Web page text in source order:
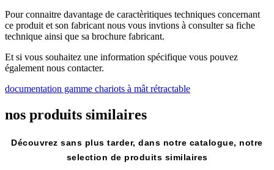
Pour connaitre davantage de caractèritiques techniques concernant
ce produit et son fabricant nous vous invtions à consulter sa fiche
technique ainsi que sa brochure fabricant.
Et si vous souhaitez une information spécifique vous pouvez
également nous contacter.
documentation gamme chariots à mât rétractable
nos produits similaires
Découvrez sans plus tarder, dans notre catalogue, notre
selection de produits similaires